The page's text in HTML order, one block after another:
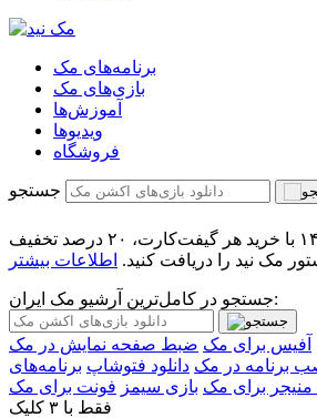
برنامه‌های مک
بازی‌های مک
آموزش‌ها
ویدیو‌ها
فروشگاه
جستجو
تا تاریخ ۳۰ مرداد ۱۴۰۵ با خرید هر گیفت‌کارت، ۲۰ درصد تخفیف
مک نید را دریافت کنید. اطلاعات بیشتر
جستجو در کامل‌ترین آرشیو مک ایران:
آفیس برای مک ضبط صفحه نمایش در مک
برنامه در مک دانلود فتوشاپ
منیجر برای مک بازی سیمز فونت برای مک
فقط با ۳ کلیک